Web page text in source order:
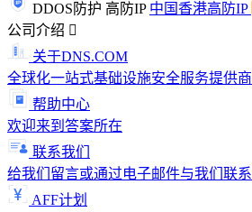
DDOS防护 高防IP 中国香港高防IP
公司介绍
关于DNS.COM
全球化一站式基础设施安全服务提供商
帮助中心
欢迎来到答案所在
联系我们
给我们留言或通过电子邮件与我们联系
AFF计划